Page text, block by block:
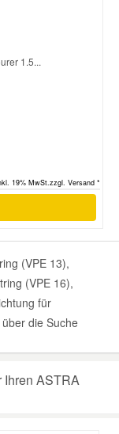
1.5...
19% MwSt.zzgl. Versand *
(VPE 13),
(VPE 16),
für
die Suche
Ihren ASTRA